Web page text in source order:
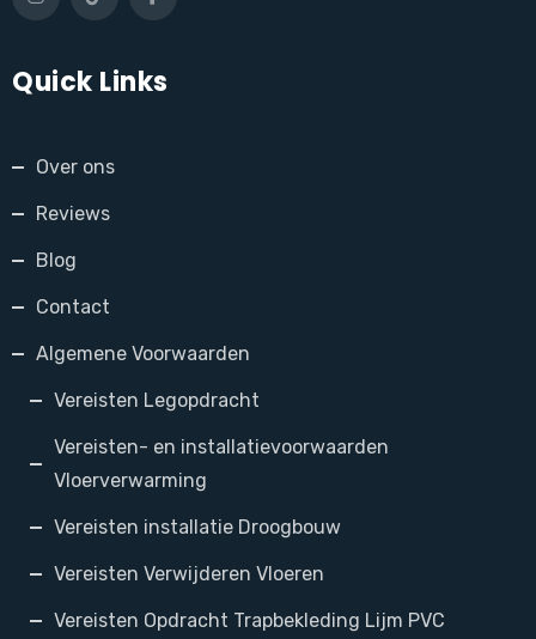
Quick Links
Over ons
Reviews
Blog
Contact
Algemene Voorwaarden
Vereisten Legopdracht
Vereisten- en installatievoorwaarden
Vloerverwarming
Vereisten installatie Droogbouw
Vereisten Verwijderen Vloeren
Vereisten Opdracht Trapbekleding Lijm PVC